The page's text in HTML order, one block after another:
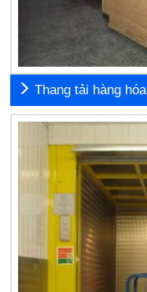
Thang tải hàng hóa